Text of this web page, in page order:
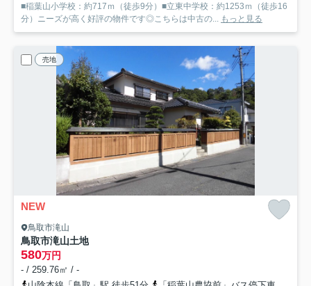
■稲葉山小学校：約717ｍ（徒歩9分）■立東中学校：約1253ｍ（徒歩16
分）ニーズが高く好評の物件です◎こちらは中古の... もっと見る
売地
NEW
鳥取市滝山
鳥取市滝山土地
580万円
- / 259.76㎡ / -